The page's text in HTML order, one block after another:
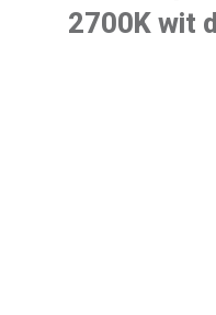
2700K wit